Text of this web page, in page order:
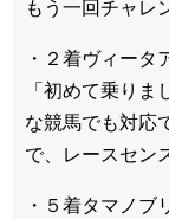
もう一回チャレ
・２着ヴィー
「初めて乗り
な競馬でも対応
で、レースセン
・５着タマノ